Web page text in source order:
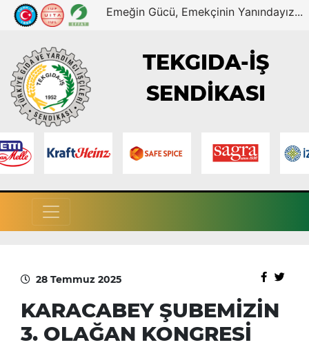
Emeğin Gücü, Emekçinin Yanındayız...
TEKGIDA-İŞ
SENDİKASI
28 Temmuz 2025
KARACABEY ŞUBEMİZİN
3. OLAĞAN KONGRESİ